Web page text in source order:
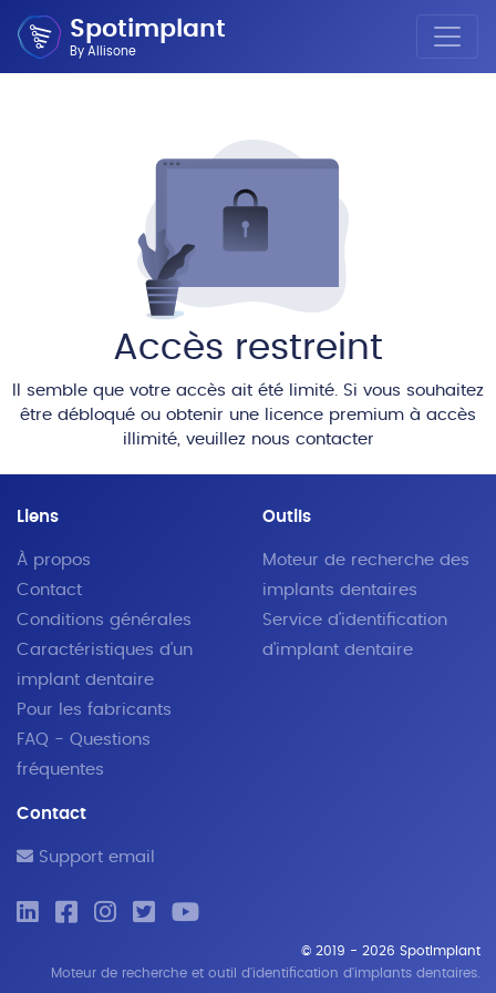
Spotimplant
By Allisone
Accès restreint
Il semble que votre accès ait été limité. Si vous souhaitez
être débloqué ou obtenir une licence premium à accès
illimité, veuillez nous contacter
Liens
À propos
Contact
Conditions générales
Caractéristiques d'un
implant dentaire
Pour les fabricants
FAQ - Questions
fréquentes
Outils
Moteur de recherche des
implants dentaires
Service d'identification
d'implant dentaire
Contact
Support email
© 2019 - 2026 SpotImplant
Moteur de recherche et outil d'identification d'implants dentaires.